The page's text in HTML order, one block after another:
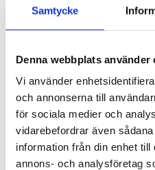
Samtycke
Denna webbplats använder
Vi använder
och annonserna till
för sociala medier och
vidarebefordrar även
information från din enhet
annons- och analysföretag